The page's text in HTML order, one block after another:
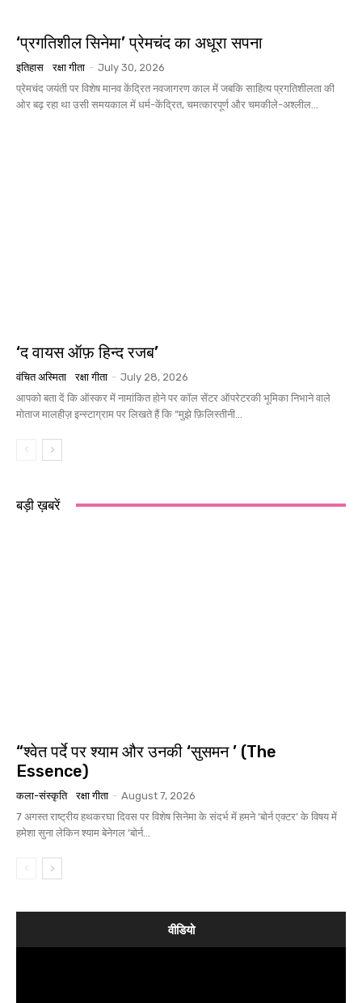
‘प्रगतिशील सिनेमा’ प्रेमचंद का अधूरा सपना
इतिहास रक्षा गीता - July 30, 2026
प्रेमचंद जयंती पर विशेष मानव केंद्रित नवजागरण काल में जबकि साहित्य प्रगतिशीलता की
ओर बढ़ रहा था उसी समयकाल में धर्म-केंद्रित, चमत्कारपूर्ण और चमकीले-अश्लील...
‘द वायस ऑफ़ हिन्द रजब’
वंचित अस्मिता रक्षा गीता - July 28, 2026
आपको बता दें कि ऑस्कर में नामांकित होने पर कॉल सेंटर ऑपरेटरकी भूमिका निभाने वाले
मोताज मालहीज़ इन्स्टाग्राम पर लिखते हैं कि “मुझे फ़िलिस्तीनी...
बड़ी ख़बरें
“श्वेत पर्दे पर श्याम और उनकी ‘सुसमन ’ (The
Essence)
कला-संस्कृति रक्षा गीता - August 7, 2026
7 अगस्त राष्ट्रीय हथकरघा दिवस पर विशेष सिनेमा के संदर्भ में हमने ‘बोर्न एक्टर’ के विषय में
हमेशा सुना लेकिन श्याम बेनेगल ‘बोर्न...
वीडियो